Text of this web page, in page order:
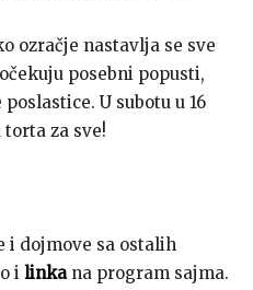
ozračje nastavlja se sve
posebni popusti,
U subotu u 16
za sve!
i dojmove sa ostalih
i linkana program sajma.